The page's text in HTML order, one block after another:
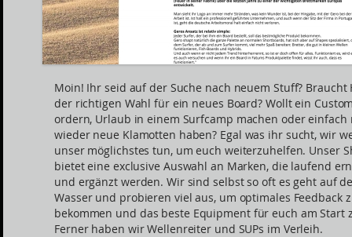
Moin! Ihr seid auf der Suche nach neuem Stuff? Braucht
der richtigen Wahl für ein neues Board? Wollt ein
ordern, Urlaub in einem Surfcamp machen oder einfach
wieder neue Klamotten haben? Egal was ihr sucht, wir
unser möglichstes tun, um euch weiterzuhelfen. Unser
bietet eine exclusive Auswahl an Marken, die laufend
und ergänzt werden. Wir sind selbst so oft es geht auf
Wasser und probieren viel aus, um optimales Feedback
bekommen und das beste Equipment für euch am Start
Ferner haben wir Wellenreiter und SUPs im Verleih.